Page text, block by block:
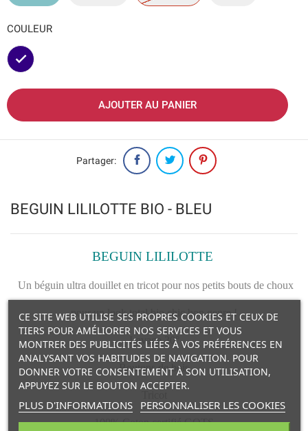
BEGUIN LILILOTTE BIO - BLEU
BEGUIN LILILOTTE
Un béguin ultra douillet en tricot pour nos petits bouts de choux
pour un look total bio chic bon genre !
Lavage 30°
Boutons de bois
100% Coton certifié GOTS
COULEUR
Marine
AJOUTER AU PANIER
Partager:
CE SITE WEB UTILISE SES PROPRES COOKIES ET CEUX DE
TIERS POUR AMÉLIORER NOS SERVICES ET VOUS
MONTRER DES PUBLICITÉS LIÉES À VOS PRÉFÉRENCES EN
ANALYSANT VOS HABITUDES DE NAVIGATION. POUR
DONNER VOTRE CONSENTEMENT À SON UTILISATION,
APPUYEZ SUR LE BOUTON ACCEPTER.
PLUS D'INFORMATIONS PERSONNALISER LES COOKIES